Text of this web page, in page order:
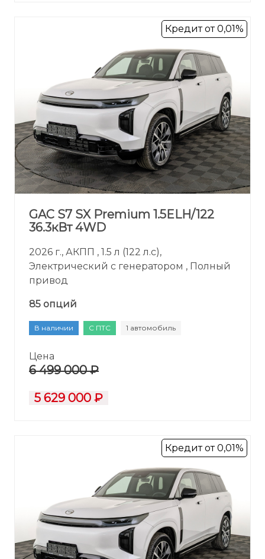
Кредит от 0,01%
GAC S7 SX Premium 1.5ELH/122
36.3кВт 4WD
2026 г., АКПП , 1.5 л (122 л.с),
Электрический с генератором , Полный
привод
85 опций
В наличии С ПТС 1 автомобиль
Цена
6 499 000 ₽
5 629 000 ₽
Кредит от 0,01%